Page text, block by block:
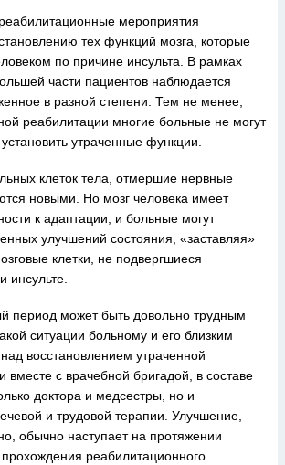
мероприятия
тех функций мозга, которые
по причине инсульта. В рамках
части пациентов наблюдается
в разной степени. Тем не менее,
реабилитации многие больные не могут
утраченные функции.
клеток тела, отмершие нервные
новыми. Но мозг человека имеет
к адаптации, и больные могут
улучшений состояния, «заставляя»
клетки, не подвергшиеся
инсульте.
период может быть довольно трудным
ситуации больному и его близким
восстановлением утраченной
вместе с врачебной бригадой, в составе
доктора и медсестры, но и
и трудовой терапии. Улучшение,
обычно наступает на протяжении
прохождения реабилитационного